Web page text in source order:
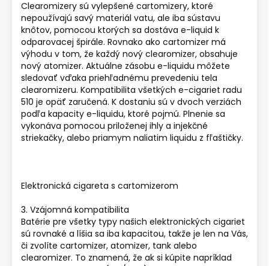
Clearomizery sú vylepšené cartomizery, ktoré
nepoužívajú savý materiál vatu, ale iba sústavu
knôtov, pomocou ktorých sa dostáva e-liquid k
odparovacej špirále. Rovnako ako cartomizer má
výhodu v tom, že každý nový clearomizer, obsahuje
nový atomizer. Aktuálne zásobu e-liquidu môžete
sledovať vďaka priehľadnému prevedeniu tela
clearomizeru. Kompatibilita všetkých e-cigariet radu
510 je opäť zaručená. K dostaniu sú v dvoch verziách
podľa kapacity e-liquidu, ktoré pojmú. Plnenie sa
vykonáva pomocou priloženej ihly a injekčné
striekačky, alebo priamym naliatim liquidu z fľaštičky.
Elektronická cigareta s cartomizerom
3. Vzájomná kompatibilita
Batérie pre všetky typy našich elektronických cigariet
sú rovnaké a líšia sa iba kapacitou, takže je len na Vás,
či zvolíte cartomizer, atomizer, tank alebo
clearomizer. To znamená, že ak si kúpite napríklad